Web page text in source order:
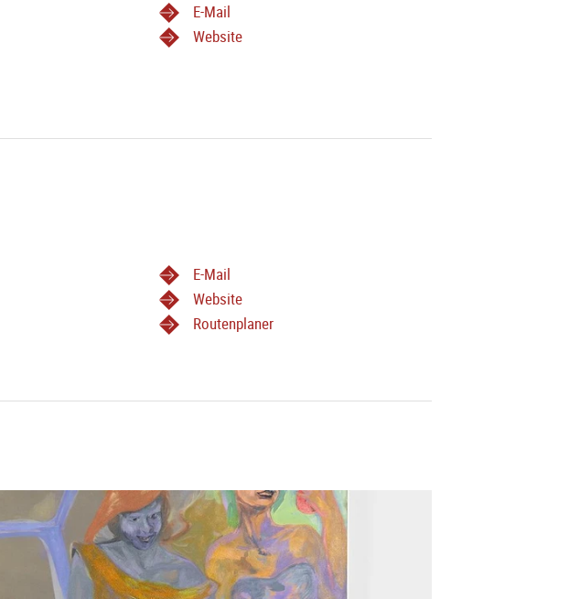
E-Mail
Website
E-Mail
Website
Routenplaner